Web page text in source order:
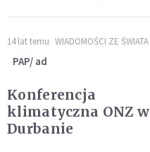
14 lat temu WIADOMOŚCI ZE ŚWIATA
PAP/ ad
Konferencja
klimatyczna ONZ w
Durbanie